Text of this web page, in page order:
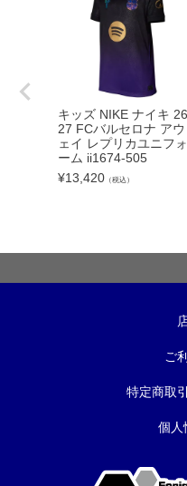
キッズ NIKE ナイキ
27 FCバルセロナ アウ
ェイ レプリカユニフォ
ーム ii1674-505
¥13,420 （税込）
ご
特定商取
個人